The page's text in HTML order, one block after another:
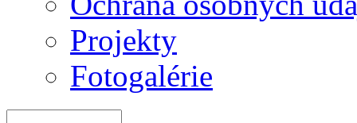
Projekty
Fotogalérie